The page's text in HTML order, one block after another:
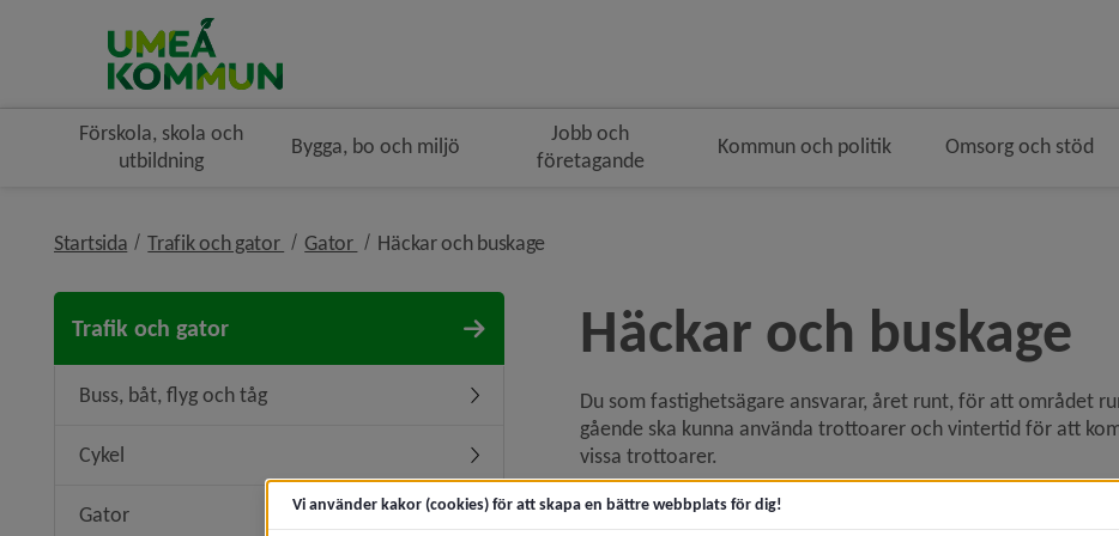
Förskola, skola och
utbildning
Bygga, bo och miljö
Jobb och
företagande
Kommun och politik Omsorg och stöd
Startsida Trafik och gator nivå i brödsmulenavigeringen
Gator nivå i brödsmulenavigeringen
Häckar och buskagenivå i brödsmulenavigeringen
Trafik och gator
Buss, båt, flyg och tåg Undermeny för Buss, båt, flyg och tåg
Cykel Undermeny för Cykel
Gator
Häckar och buskage
Du som fastighetsägare ansvarar, året runt, för att området
gående ska kunna använda trottoarer och vintertid för att
vissa trottoarer.
Rätt höjd på häcken ökar säkerheten
Vi använder kakor (cookies) för att skapa en bättre webbplats för dig!